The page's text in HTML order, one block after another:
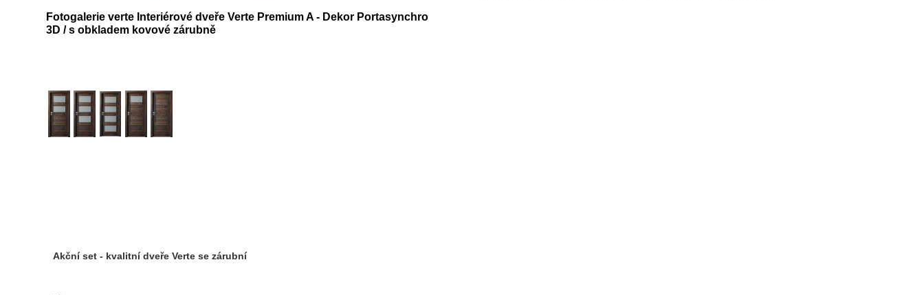
Fotogalerie verte Interiérové dveře Verte Premium A - Dekor Portasynchro
3D / s obkladem kovové zárubně
Akční set - kvalitní dveře Verte se zárubní